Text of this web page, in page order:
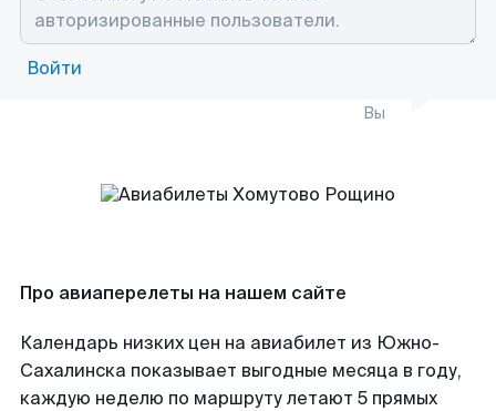
Войти
Вы
Про авиаперелеты на нашем сайте
Календарь низких цен на авиабилет из Южно-
Сахалинска показывает выгодные месяца в году,
каждую неделю по маршруту летают 5 прямых